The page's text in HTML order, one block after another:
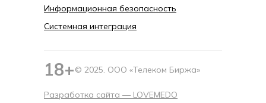
18+© 2025. ООО «Телеком Биржа»
Разработка сайта — LOVEMEDO
Информационная безопасность
Системная интеграция